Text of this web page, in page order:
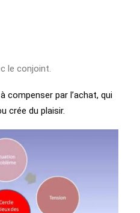
le conjoint.
compenser par l’achat, qui
crée du plaisir.